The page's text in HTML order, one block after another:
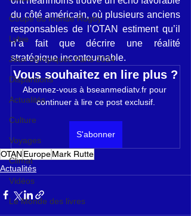
Coupe du monde Rugby
Lybie
Jeux olympiques Paris 2024
Disparitions
Actualités
Culture
Voyages
Climat
Vidéos
Le Monde des livres
du côté américain, où plusieurs anciens
responsables de l’OTAN estiment qu’il
n’a fait que décrire une réalité
stratégique incontournable.
Vous souhaitez en lire plus ?
Abonnez-vous à bseanmediatv.fr pour
continuer à lire ce post exclusif.
S'abonner
OTAN EuropeMark Rutte
Actualités